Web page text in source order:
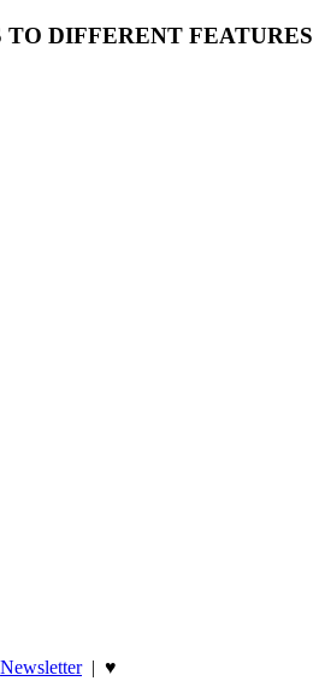
DIFFERENT FEATURES
Newsletter| ♥